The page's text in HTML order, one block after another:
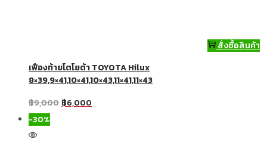
สั่งซื้อสินค้า
เฟืองท้ายโตโยต้า TOYOTA Hilux
8×39,9×41,10×41,10×43,11×41,11×43
฿9,000 ฿6,000
-30%